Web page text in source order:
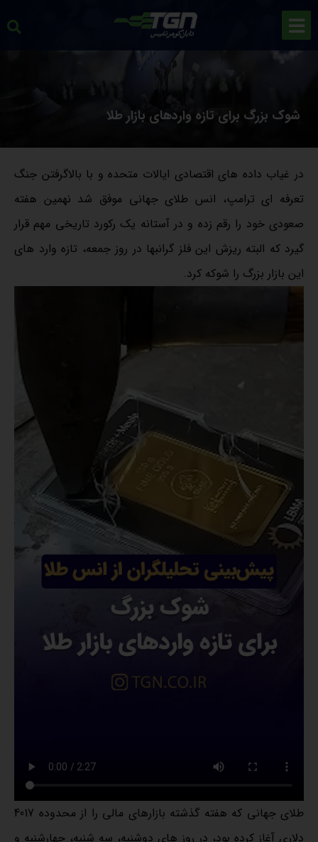
شوک بزرگ برای تازه واردهای بازار طلا
در غیاب داده های اقتصادی ایالات متحده و با بالاگرفتن جنگ
تعرفه ای ترامپ، انس طلای جهانی موفق شد نهمین هفته
صعودی خود را رقم زده و در آستانه یک رکورد تاریخی مهم قرار
گیرد که البته ریزش این فلز گرانبها در روز جمعه، تازه وارد های
این بازار بزرگ را شوکه کرد.
طلای جهانی که هفته گذشته بازارهای مالی را از محدوده 4017
دلاری آغاز کرده بود، در روز های دوشنبه، سه شنبه، چهارشنبه و